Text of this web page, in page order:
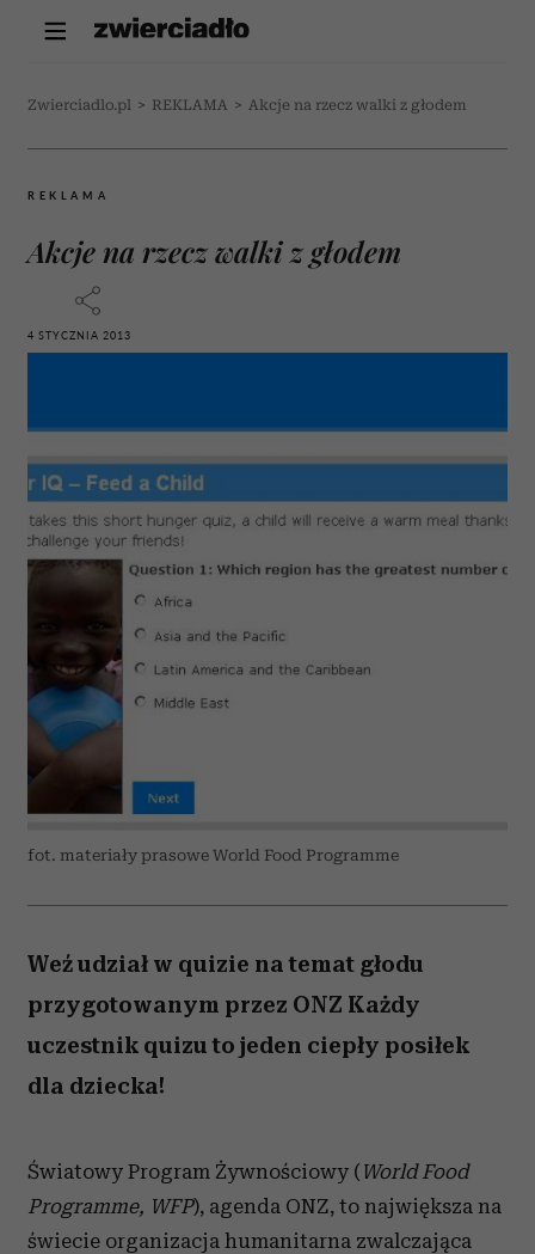
Zwierciadlo.pl > REKLAMA > Akcje na rzecz walki z głodem
REKLAMA
Akcje na rzecz walki z głodem
4 STYCZNIA 2013
fot. materiały prasowe World Food Programme
Weź udział w quizie na temat głodu
przygotowanym przez ONZ Każdy
uczestnik quizu to jeden ciepły posiłek
dla dziecka!
Światowy Program Żywnościowy ( World Food
Programme, WFP), agenda ONZ, to największa na
świecie organizacja humanitarna zwalczająca